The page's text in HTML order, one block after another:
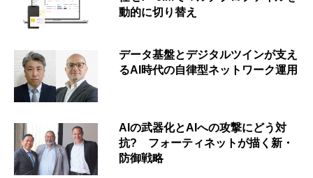
動的に切り替え
データ基盤とデジタルツインが支え
るAI時代の自律型ネットワーク運用
AIの武器化とAIへの攻撃にどう対
抗? フォーティネットが描く新・
防御戦略